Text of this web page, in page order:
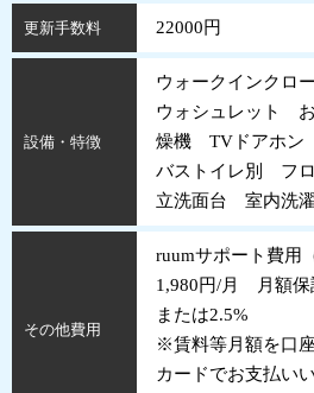
更新手数料 22000円
設備・特徴
ウォークインク
ウォシュレット
燥機 TVドアホン
バストイレ別 フ
立洗面台 室内洗
その他費用
ruumサポート費用
1,980円/月 月額保
または2.5%
※賃料等月額を口
カードでお支払い